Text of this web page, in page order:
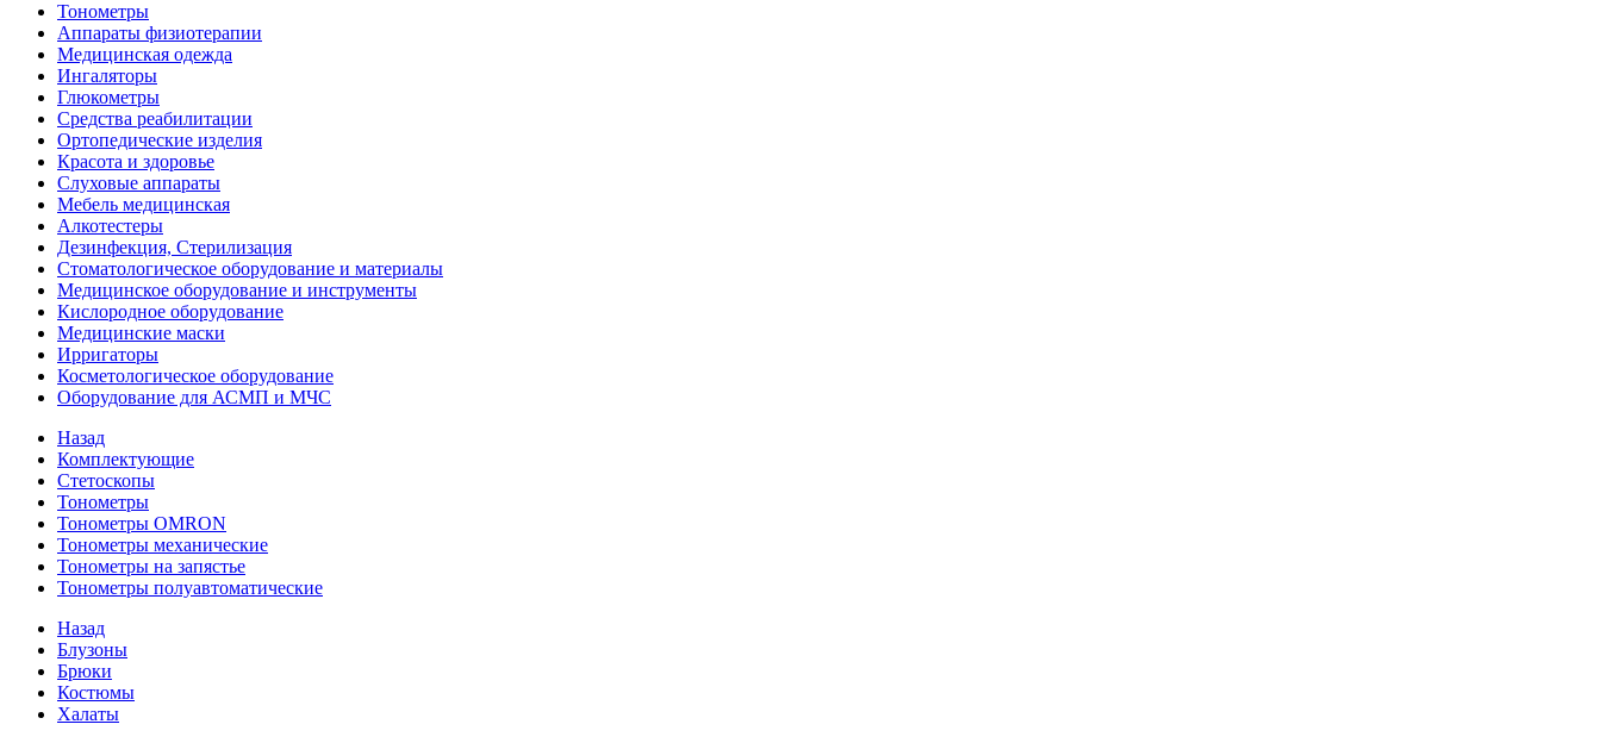
Тонометры
Аппараты физиотерапии
Медицинская одежда
Ингаляторы
Глюкометры
Средства реабилитации
Ортопедические изделия
Красота и здоровье
Слуховые аппараты
Мебель медицинская
Алкотестеры
Дезинфекция, Стерилизация
Стоматологическое оборудование и материалы
Медицинское оборудование и инструменты
Кислородное оборудование
Медицинские маски
Ирригаторы
Косметологическое оборудование
Оборудование для АСМП и МЧС
Назад
Комплектующие
Стетоскопы
Тонометры
Тонометры OMRON
Тонометры механические
Тонометры на запястье
Тонометры полуавтоматические
Назад
Блузоны
Брюки
Костюмы
Халаты